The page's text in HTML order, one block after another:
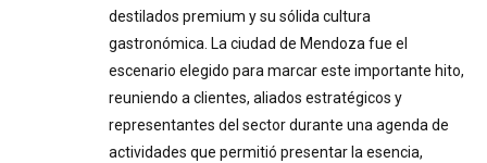
destilados premium y su sólida cultura
gastronómica. La ciudad de Mendoza fue el
escenario elegido para marcar este importante hito,
reuniendo a clientes, aliados estratégicos y
representantes del sector durante una agenda de
actividades que permitió presentar la esencia,